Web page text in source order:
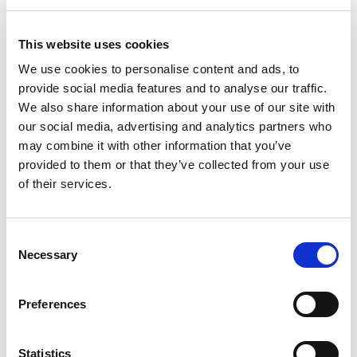
This website uses cookies
We use cookies to personalise content and ads, to
provide social media features and to analyse our traffic.
We also share information about your use of our site with
our social media, advertising and analytics partners who
may combine it with other information that you’ve
provided to them or that they’ve collected from your use
of their services.
Selection
Necessary
Preferences
Statistics